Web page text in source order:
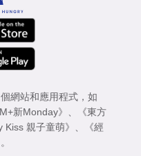
網站和應用程式，如
新Monday》 、
《東方
Kiss 親子童萌》 、
《經
。